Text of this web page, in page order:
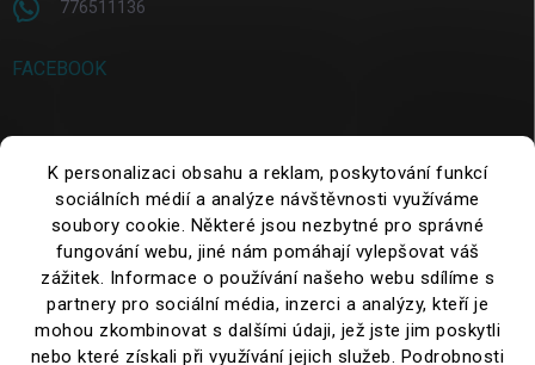
K personalizaci obsahu a reklam, poskytování funkcí
sociálních médií a analýze návštěvnosti využíváme
soubory cookie. Některé jsou nezbytné pro správné
fungování webu, jiné nám pomáhají vylepšovat váš
zážitek. Informace o používání našeho webu sdílíme s
partnery pro sociální média, inzerci a analýzy, kteří je
mohou zkombinovat s dalšími údaji, jež jste jim poskytli
nebo které získali při využívání jejich služeb. Podrobnosti
776511136
FACEBOOK
SEARCH
Search